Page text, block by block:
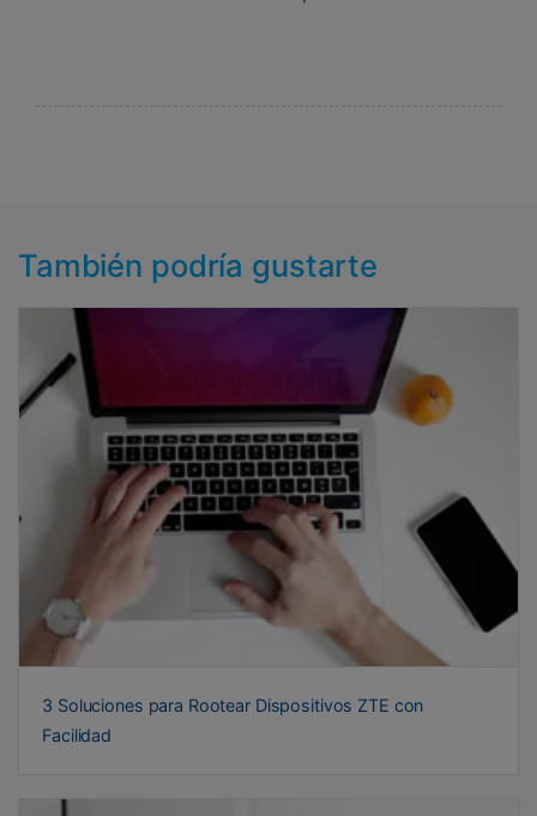
También podría gustarte
3 Soluciones para Rootear Dispositivos ZTE con
Facilidad